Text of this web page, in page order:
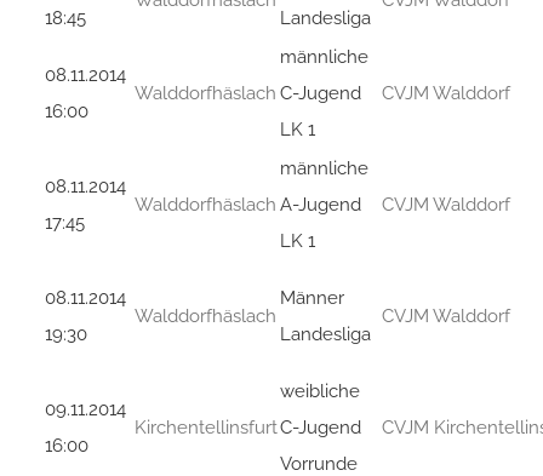
18:45
Landesliga
08.11.2014
16:00
Walddorfhäslach
männliche
C-Jugend
LK 1
CVJM Walddorf
08.11.2014
17:45
Walddorfhäslach
männliche
A-Jugend
LK 1
CVJM Walddorf
08.11.2014
19:30
Walddorfhäslach
Männer
Landesliga
CVJM Walddorf
09.11.2014
16:00
Kirchentellinsfurt
weibliche
C-Jugend
Vorrunde
CVJM